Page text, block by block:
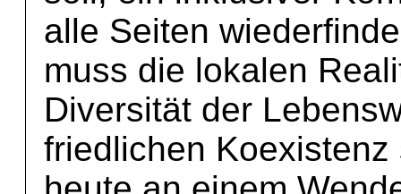
alle Seiten
muss die lokalen
Diversität der
friedlichen